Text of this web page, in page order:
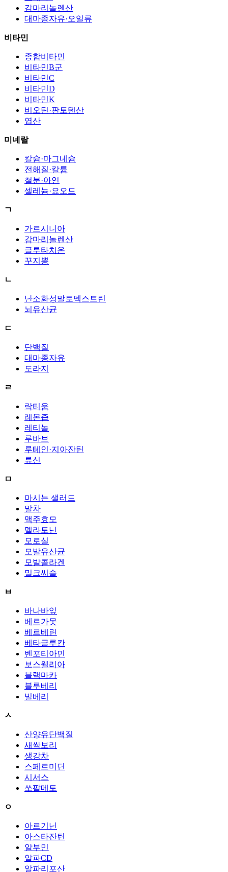
감마리놀렌산
대마종자유·오일류
비타민
종합비타민
비타민B군
비타민C
비타민D
비타민K
비오틴·판토텐산
엽산
미네랄
칼슘·마그네슘
전해질·칼륨
철분·아연
셀레늄·요오드
ㄱ
가르시니아
감마리놀렌산
글루타치온
꾸지뽕
ㄴ
난소화성말토덱스트린
뇌유산균
ㄷ
단백질
대마종자유
도라지
ㄹ
락티움
레몬즙
레티놀
루바브
루테인·지아잔틴
류신
ㅁ
마시는 샐러드
말차
맥주효모
멜라토닌
모로실
모발유산균
모발콜라겐
밀크씨슬
ㅂ
바나바잎
베르가못
베르베린
베타글루칸
벤포티아민
보스웰리아
블랙마카
블루베리
빌베리
ㅅ
산양유단백질
새싹보리
생강차
스페르미딘
시서스
쏘팔메토
ㅇ
아르기닌
아스타잔틴
알부민
알파CD
알파리포산